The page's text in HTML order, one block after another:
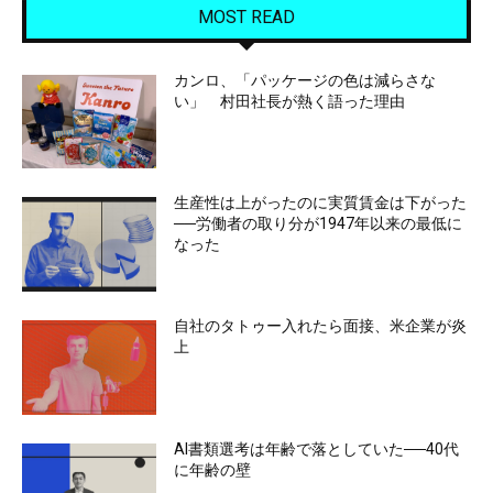
MOST READ
カンロ、「パッケージの色は減らさな
い」 村田社長が熱く語った理由
生産性は上がったのに実質賃金は下がった
──労働者の取り分が1947年以来の最低に
なった
自社のタトゥー入れたら面接、米企業が炎
上
AI書類選考は年齢で落としていた──40代
に年齢の壁